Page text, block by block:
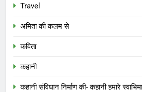
Travel
अमिता की कलम से
कविता
कहानी
कहानी संविधान निर्माण की- कहानी हमारे